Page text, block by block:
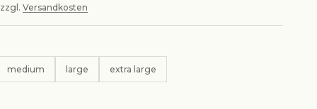
Versandkosten
medium large extra large